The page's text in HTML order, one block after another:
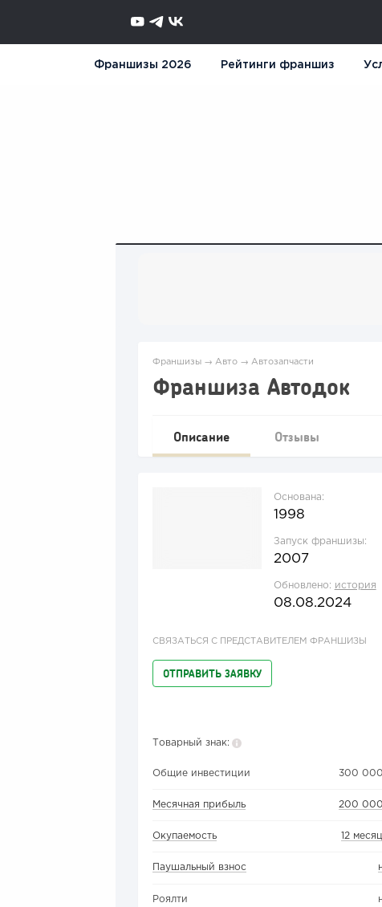
Франшизы 2026 Рейтинги франшиз
Франшизы → Авто → Автозапчасти
Франшиза Автодок
Описание Отзывы
Основана:
1998
Запуск франшизы:
2007
Обновлено: история
08.08.2024
СВЯЗАТЬСЯ С ПРЕДСТАВИТЕЛЕМ ФРАНШИЗЫ
ОТПРАВИТЬ ЗАЯВКУ
Товарный знак:
Общие инвестиции 300
Месячная прибыль 200
Окупаемость 12
Паушальный взнос
Роялти